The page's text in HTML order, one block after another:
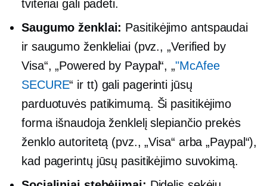
tviteriai gali padėti.
Saugumo ženklai: Pasitikėjimo antspaudai
ir saugumo ženkleliai (pvz., „Verified by
Visa“, „Powered by Paypal“, „"McAfee
SECURE“ ir tt) gali pagerinti jūsų
parduotuvės patikimumą. Ši pasitikėjimo
forma išnaudoja ženklelį slepiančio prekės
ženklo autoritetą (pvz., „Visa“ arba „Paypal“),
kad pagerintų jūsų pasitikėjimo suvokimą.